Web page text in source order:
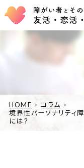
HOME
コラム
境界性パーソナリティ
には？